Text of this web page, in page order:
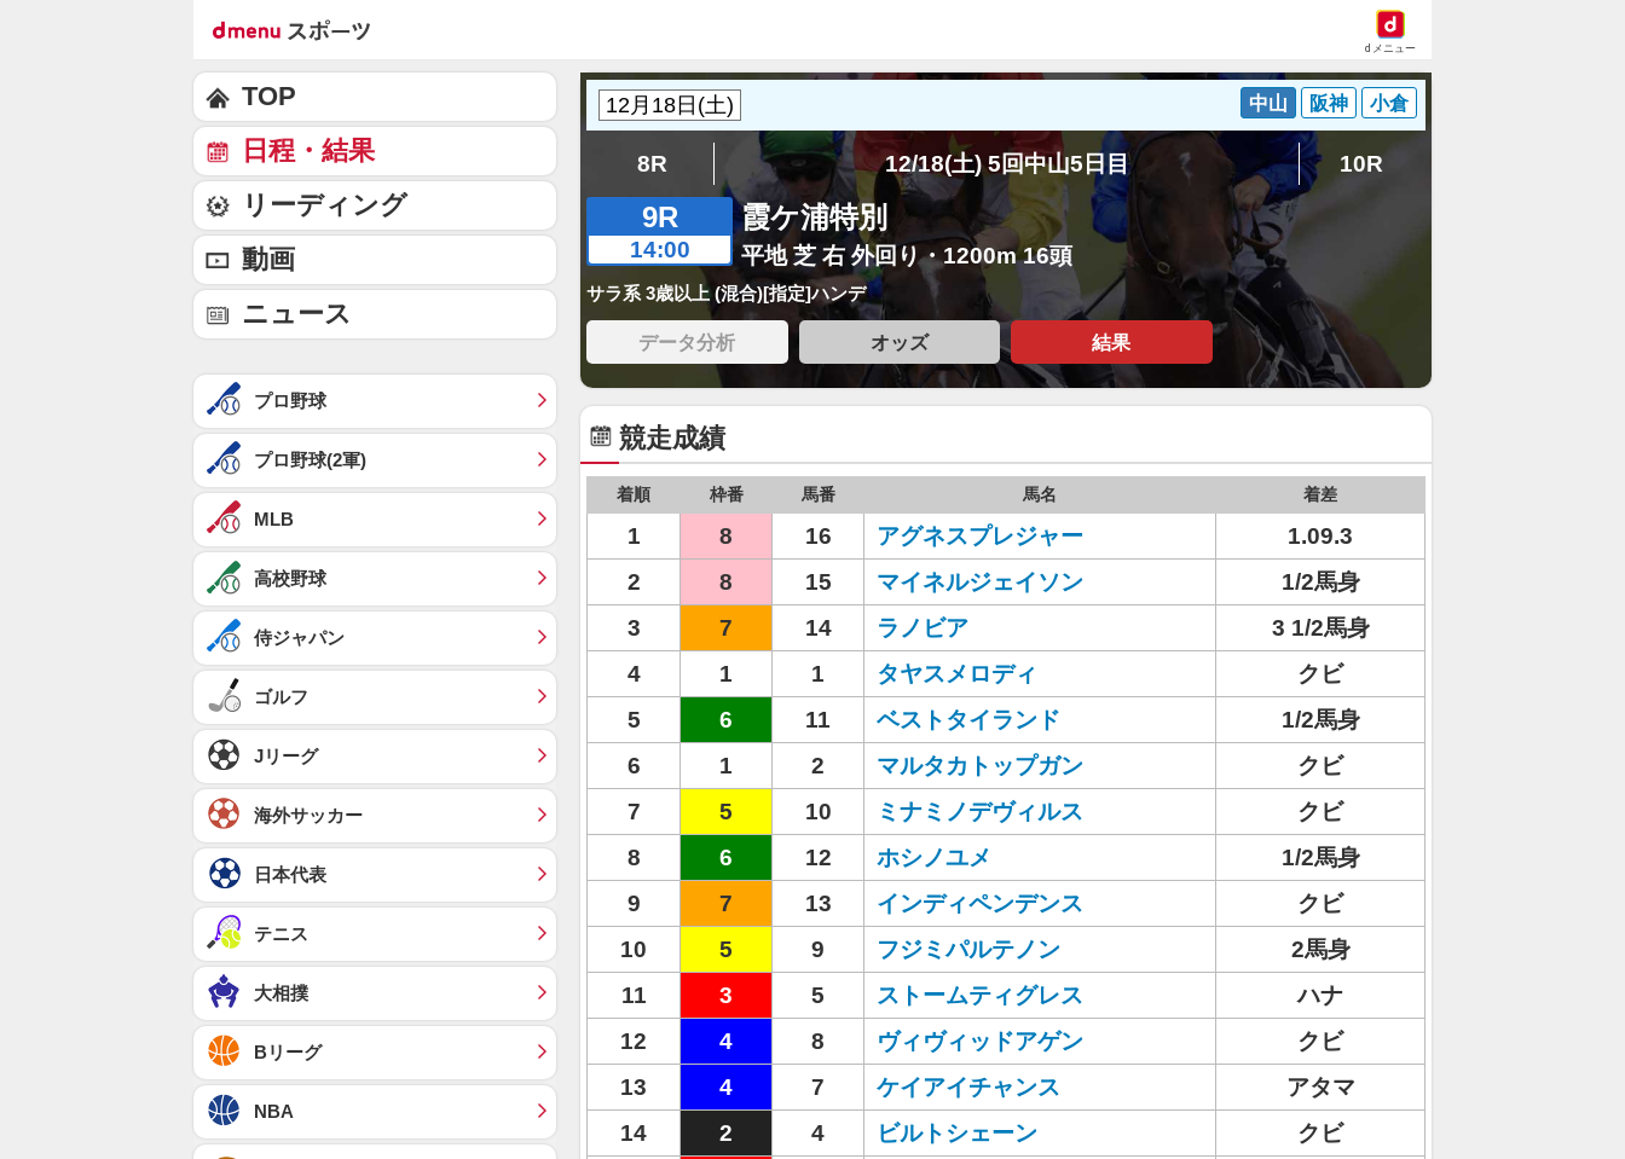
dメニュー
中山 阪神 小倉
8R 12/18(土) 5回中山5日目 10R
9R
14:00
霞ケ浦特別
平地 芝 右 外回り・1200m 16頭
サラ系 3歳以上 (混合)[指定]ハンデ
データ分析 オッズ 結果
競走成績
着順 枠番 馬番 馬名 着差
1 8 16 アグネスプレジャー
1.09.3
2
8 15 マイネルジェイソン
1/2馬身
3
7 14 ラノビア
3 1/2馬身
4
1 1 タヤスメロディ
クビ
5
6 11 ベストタイランド
1/2馬身
6
1 2 マルタカトップガン
クビ
7
5 10 ミナミノデヴィルス
クビ
8
6 12 ホシノユメ
1/2馬身
9
7 13 インディペンデンス
クビ
10
5 9 フジミパルテノン
2馬身
11
3 5 ストームティグレス
ハナ
12
4 8 ヴィヴィッドアゲン
クビ
13
4 7 ケイアイチャンス
アタマ
14
2 4 ビルトシェーン
クビ
TOP
日程・結果
リーディング
動画
ニュース
プロ野球
プロ野球(2軍)
MLB
高校野球
侍ジャパン
ゴルフ
Jリーグ
海外サッカー
日本代表
テニス
大相撲
Bリーグ
NBA